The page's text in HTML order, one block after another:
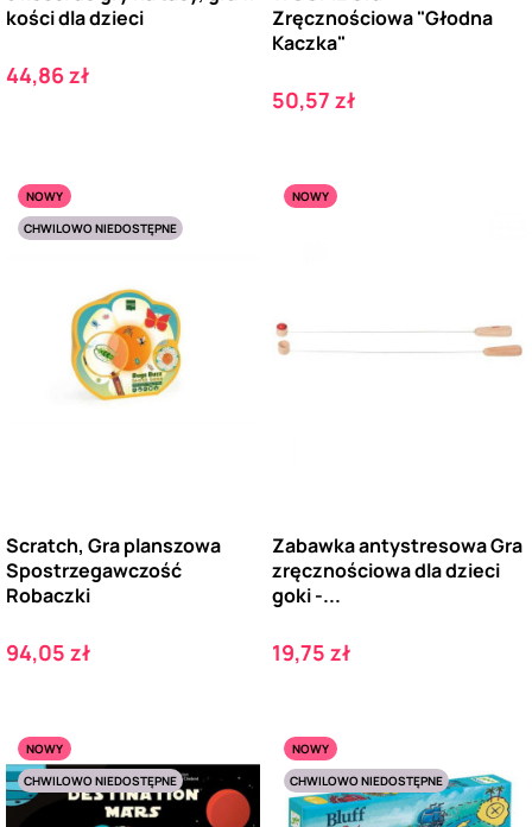
kości dla dzieci
Cena
44,86 zł
Zręcznościowa "Głodna
Kaczka"
Cena
50,57 zł
NOWY
CHWILOWO NIEDOSTĘPNE
Scratch, Gra planszowa
Spostrzegawczość
Robaczki
Cena
94,05 zł
NOWY
Zabawka antystresowa Gra
zręcznościowa dla dzieci
goki -...
Cena
19,75 zł
NOWY
CHWILOWO NIEDOSTĘPNE
NOWY
CHWILOWO NIEDOSTĘPNE